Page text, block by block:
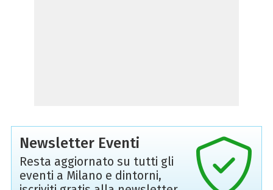
Newsletter Eventi
Resta aggiornato su tutti gli
eventi a Milano e dintorni,